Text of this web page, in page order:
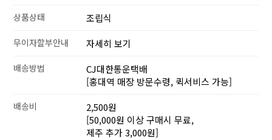
상품상태 조립식
무이자할부안내 자세히 보기
배송방법
CJ대한통운택배
[홍대역 매장 방문수령, 퀵서비스 가능]
배송비
2,500원
[50,000원 이상 구매시 무료,
제주 추가 3,000원]